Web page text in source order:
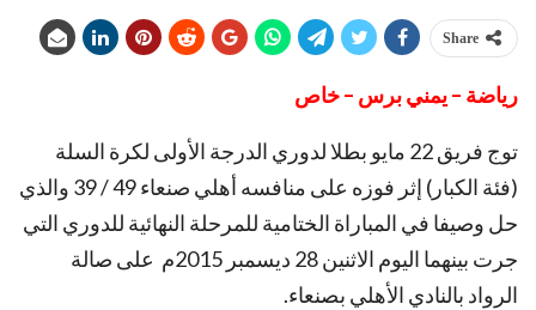
Share
رياضة – يمني برس – خاص
توج فريق 22 مايو بطلا لدوري الدرجة الأولى لكرة السلة
(فئة الكبار) إثر فوزه على منافسه أهلي صنعاء 49 / 39 والذي
حل وصيفا في المباراة الختامية للمرحلة النهائية للدوري التي
جرت بينهما اليوم الاثنين 28 ديسمبر 2015م على صالة
الرواد بالنادي الأهلي بصنعاء.